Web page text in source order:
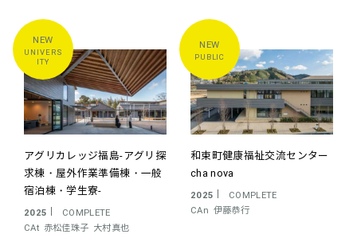
UNIVERS
ITY
アグリカレッジ福島-アグリ探
求棟・屋外作業準備棟・一般
宿泊棟・学生寮-
2025
COMPLETE
CAt 赤松佳珠子 大村真也
PUBLIC
和束町健康福祉交流センター
cha nova
2025
COMPLETE
CAn 伊藤恭行